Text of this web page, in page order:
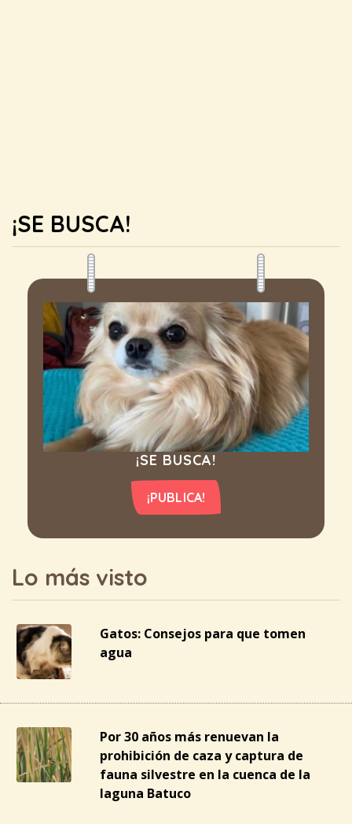
¡SE BUSCA!
¡SE BUSCA!
¡PUBLICA!
Lo más visto
Gatos: Consejos para que tomen
agua
Por 30 años más renuevan la
prohibición de caza y captura de
fauna silvestre en la cuenca de la
laguna Batuco